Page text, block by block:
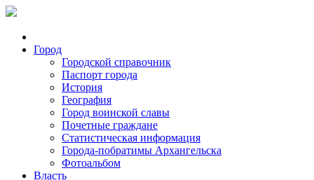
Город
Городской справочник
Паспорт города
История
География
Город воинской славы
Почетные граждане
Статистическая информация
Города-побратимы Архангельска
Фотоальбом
Власть